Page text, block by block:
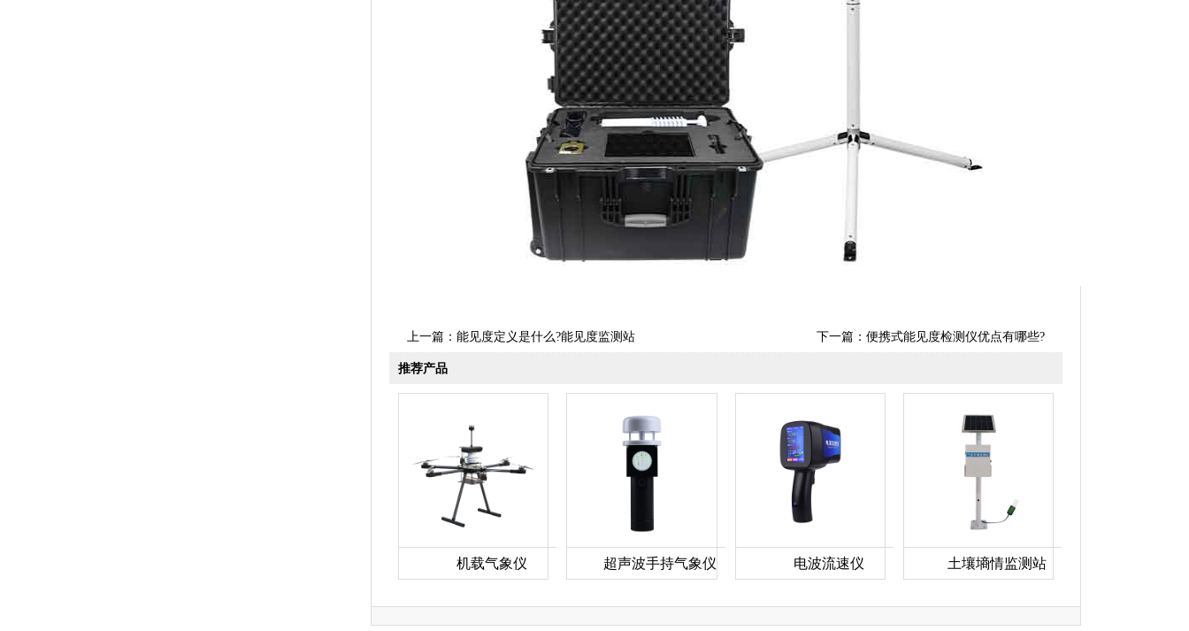
上一篇： 能见度定义是什么?能见度监测站 下一篇： 便携式能见度检测仪优点有哪些?
推荐产品
机载气象仪 超声波手持气象仪 电波流速仪 土壤墒情监测站